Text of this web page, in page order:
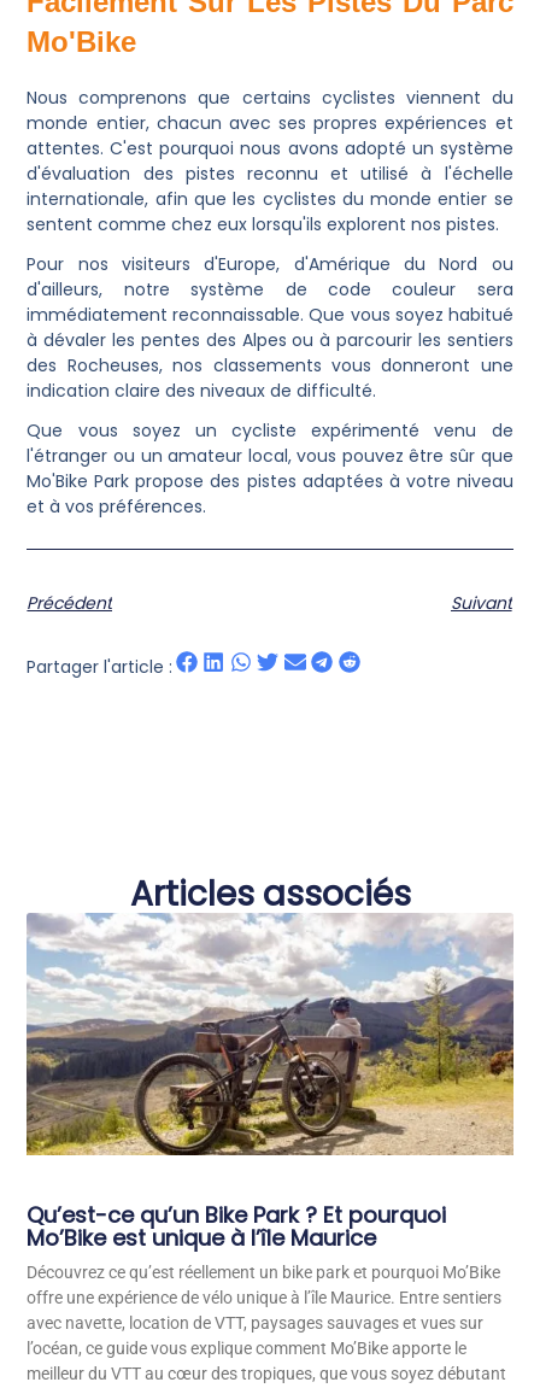
Mo'Bike
Nous comprenons que certains cyclistes viennent du
monde entier, chacun avec ses propres expériences et
attentes. C'est pourquoi nous avons adopté un système
d'évaluation des pistes reconnu et utilisé à l'échelle
internationale, afin que les cyclistes du monde entier se
sentent comme chez eux lorsqu'ils explorent nos pistes.
Pour nos visiteurs d'Europe, d'Amérique du Nord ou
d'ailleurs, notre système de code couleur sera
immédiatement reconnaissable. Que vous soyez habitué
à dévaler les pentes des Alpes ou à parcourir les sentiers
des Rocheuses, nos classements vous donneront une
indication claire des niveaux de difficulté.
Que vous soyez un cycliste expérimenté venu de
l'étranger ou un amateur local, vous pouvez être sûr que
Mo'Bike Park propose des pistes adaptées à votre niveau
et à vos préférences.
Précédent Suivant
Partager l'article :
Articles associés
Qu’est-ce qu’un Bike Park ? Et pourquoi
Mo’Bike est unique à l’île Maurice
Découvrez ce qu’est réellement un bike park et pourquoi Mo’Bike
offre une expérience de vélo unique à l’île Maurice. Entre sentiers
avec navette, location de VTT, paysages sauvages et vues sur
l’océan, ce guide vous explique comment Mo’Bike apporte le
meilleur du VTT au cœur des tropiques, que vous soyez débutant